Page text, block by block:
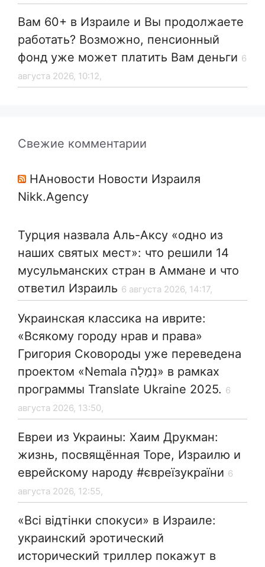
Вам 60+ в Израиле и Вы продолжаете
работать? Возможно, пенсионный
фонд уже может платить Вам деньги 6
августа 2026, 10:12,
Свежие комментарии
НАновости Новости Израиля
Nikk.Agency
Турция назвала Аль-Аксу «одно из
наших святых мест»: что решили 14
мусульманских стран в Аммане и что
ответил Израиль 6 августа 2026, 14:17,
Украинская классика на иврите:
«Всякому городу нрав и права»
Григория Сковороды уже переведена
проектом «Nemala נְמָלָה» в рамках
программы Translate Ukraine 2025. 6
августа 2026, 13:50,
Евреи из Украины: Хаим Друкман:
жизнь, посвящённая Торе, Израилю и
еврейскому народу #євреїзукраїни 6
августа 2026, 12:55,
«Всі відтінки спокуси» в Израиле:
украинский эротический
исторический триллер покажут в